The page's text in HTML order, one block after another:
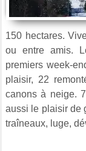
150 hectares.
ou entre amis.
premiers week-
plaisir, 22
canons à neige.
aussi le plaisir de
traîneaux, luge,